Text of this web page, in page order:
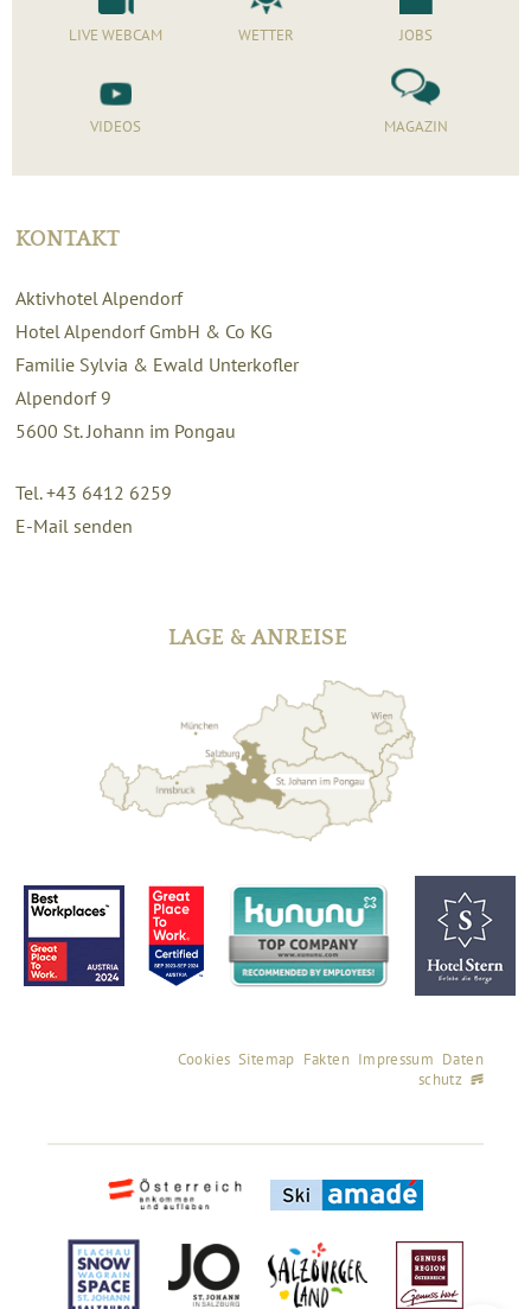
LIVE WEBCAM WETTER JOBS
VIDEOS MAGAZIN
KONTAKT
Aktivhotel Alpendorf
Hotel Alpendorf GmbH & Co KG
Familie Sylvia & Ewald Unterkofler
Alpendorf 9
5600 St. Johann im Pongau
Tel. +43 6412 6259
E-Mail senden
LAGE & ANREISE
Cookies Sitemap Fakten Impressum Daten
schutz